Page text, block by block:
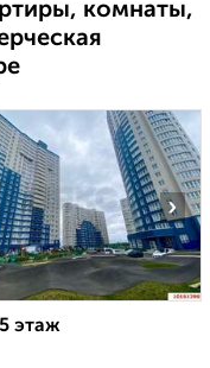
комнаты,
›
этаж